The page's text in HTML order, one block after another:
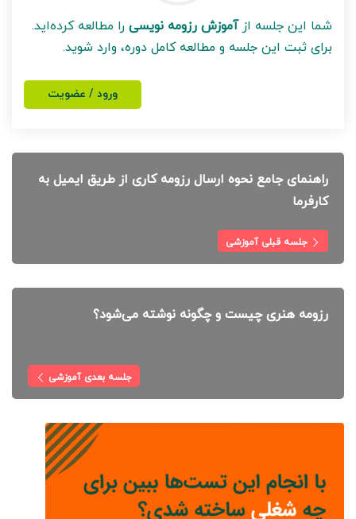
شما این جلسه ازآموزش رزومه نویسی را مطالعه کرده‌اید.
برای ثبت این جلسه و مطالعه کامل دوره، وارد شوید.
ورود / عضویت
راهنمای جامع نحوه ارسال رزومه کاری از طریق ایمیل به
کارفرما
جلسه قبلی آموزشی
رزومه هنری چیست و چگونه نوشته می‌شود؟
جلسه بعدی آموزشی